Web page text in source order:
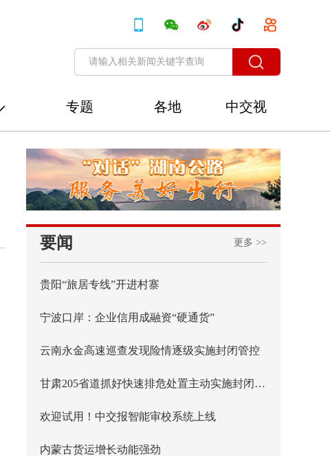
专题 各地
中交视
讯
要闻 更多 >>
贵阳“旅居专线”开进村寨
宁波口岸：企业信用成融资“硬通货”
云南永金高速巡查发现险情逐级实施封闭管控
甘肃205省道抓好快速排危处置主动实施封闭管控
欢迎试用！中交报智能审校系统上线
内蒙古货运增长动能强劲